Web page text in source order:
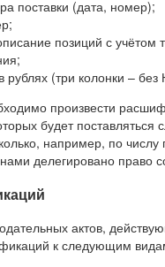
поставки (дата, номер);
позиций с учётом
рублях (три колонки –
произвести
будет
например, по
делегировано право
актов,
к следующим